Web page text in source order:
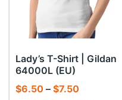
Lady’s T-Shirt | Gildan
64000L (EU)
$6.50 – $7.50Khoảng